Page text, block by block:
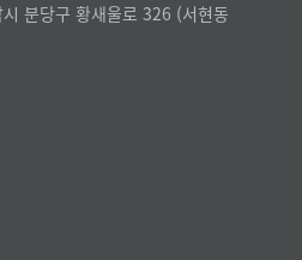
분당구 황새울로 326 (서현동